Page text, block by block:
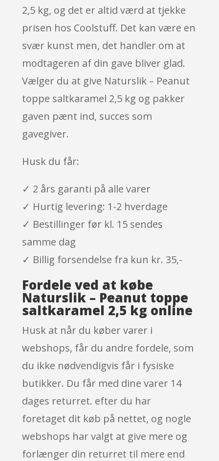
2,5 kg, og det er altid værd at tjekke
prisen hos Coolstuff. Det kan være en
svær kunst men, det handler om at
modtageren af din gave bliver glad.
Vælger du at give Naturslik – Peanut
toppe saltkaramel 2,5 kg og pakker
gaven pænt ind, succes som
gavegiver.
Husk du får:
✓ 2 års garanti på alle varer
✓ Hurtig levering: 1-2 hverdage
✓ Bestillinger før kl. 15 sendes
samme dag
✓ Billig forsendelse fra kun kr. 35,-
Fordele ved at købe
Naturslik – Peanut toppe
saltkaramel 2,5 kg online
Husk at når du køber varer i
webshops, får du andre fordele, som
du ikke nødvendigvis får i fysiske
butikker. Du får med dine varer 14
dages returret. efter du har
foretaget dit køb på nettet, og nogle
webshops har valgt at give mere og
forlænger din returret til mere end